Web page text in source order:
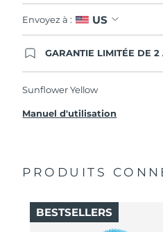
Envoyez à : US
GARANTIE LIMITÉE DE 2
FOREO. Cela signifie que
de garantie limitée,
Sunflower Yellow
Manuel d'utilisation
PRODUITS
BESTSELLERS